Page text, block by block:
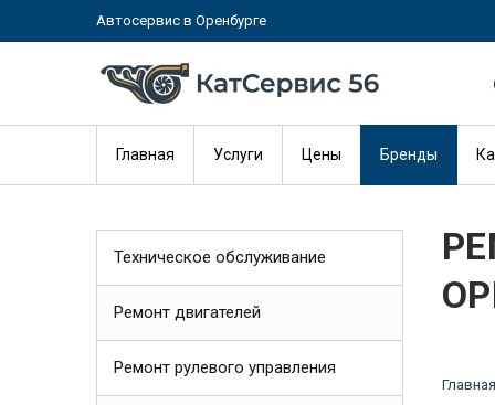
Автосервис в Оренбурге
Главная Услуги Цены Бренды
Главная
Техническое обслуживание
Ремонт двигателей
Ремонт рулевого управления